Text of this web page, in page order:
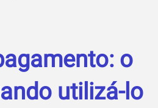
o
utilizá-lo